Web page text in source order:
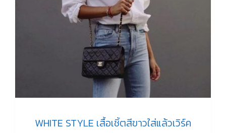
WHITE STYLE เสื้อเชิ้ตสีขาวใส่แล้วเวิร์ค